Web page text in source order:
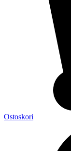
Ostoskori